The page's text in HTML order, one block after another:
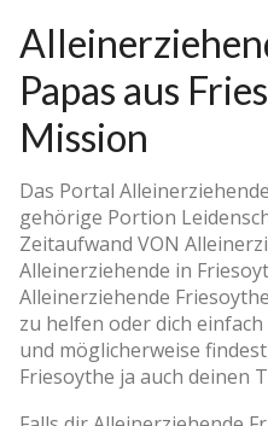
Papas aus
Mission
Das Portal
gehörige Portion
Zeitaufwand VON
Alleinerziehende in
Alleinerziehende
zu helfen oder dich
und möglicherweise
Friesoythe ja auch deinen